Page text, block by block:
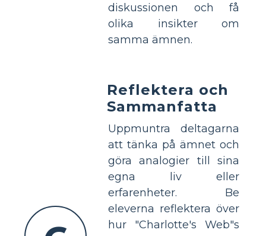
diskussionen och få
olika insikter om
samma ämnen.
Reflektera och
Sammanfatta
Uppmuntra deltagarna
att tänka på ämnet och
göra analogier till sina
egna liv eller
erfarenheter. Be
eleverna reflektera över
hur "Charlotte's Web"s